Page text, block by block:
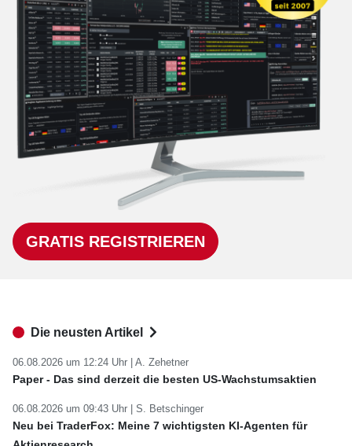
GRATIS REGISTRIEREN
Die neusten Artikel
06.08.2026 um 12:24 Uhr | A. Zehetner
Paper - Das sind derzeit die besten US-Wachstumsaktien
06.08.2026 um 09:43 Uhr | S. Betschinger
Neu bei TraderFox: Meine 7 wichtigsten KI-Agenten für